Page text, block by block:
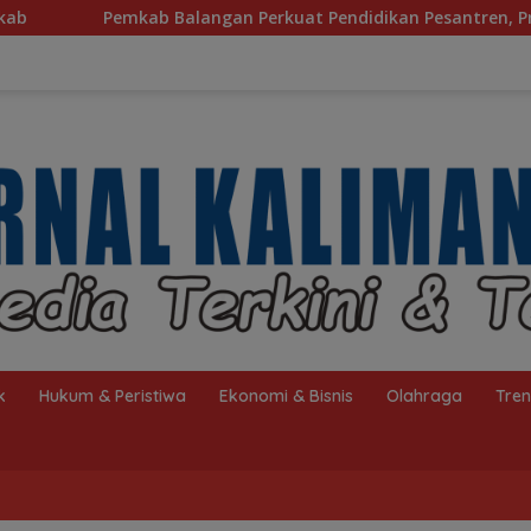
Perkuat Pendidikan Pesantren, Program Beasiswa
Hukum & Peristiwa Ekonomi & Bisnis Olahraga